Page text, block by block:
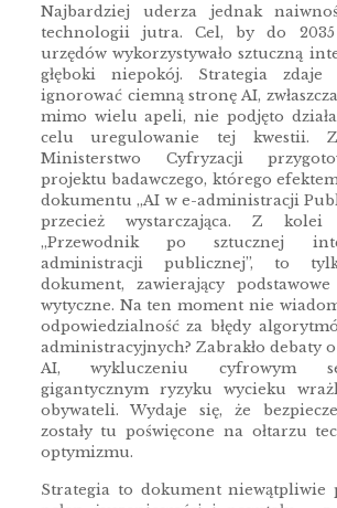
Najbardziej uderza jednak
technologii jutra. Cel, by do
urzędów wykorzystywało sztuczną
głęboki niepokój. Strategia zdaje
ignorować ciemną stronę AI,
mimo wielu apeli, nie podjęto
celu uregulowanie tej kwestii.
Ministerstwo Cyfryzacji
projektu badawczego, którego
dokumentu „AI w e-administracji
przecież wystarczająca. Z kolei
„Przewodnik po sztucznej
administracji publicznej”, to
dokument, zawierający
wytyczne. Na ten moment nie
odpowiedzialność za błędy
administracyjnych? Zabrakło debaty
AI, wykluczeniu cyfrowym
gigantycznym ryzyku wycieku
obywateli. Wydaje się, że
zostały tu poświęcone na ołtarzu
optymizmu.
Strategia to dokument niewątpliwie